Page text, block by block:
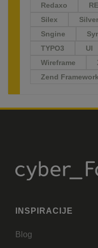
Redaxo
Silex
Sngine
TYPO3
UI
Wireframe
Zend Framework
INSPIRACIJE
Blog